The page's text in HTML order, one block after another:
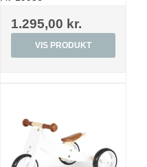
1.295,00 kr.
VIS PRODUKT